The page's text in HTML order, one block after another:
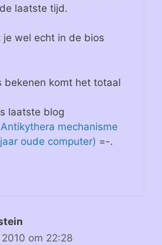
laatste tijd.
je wel echt in de bios
bekenen komt het totaal
laatste blog
mechanisme
oude computer) =-.
om 22:28